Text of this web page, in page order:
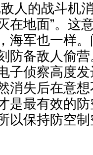
人的战斗机
在地面”。这
海军也一样
防备敌人偷
子侦察高度
消失后在意
是最有效的
以保持防空